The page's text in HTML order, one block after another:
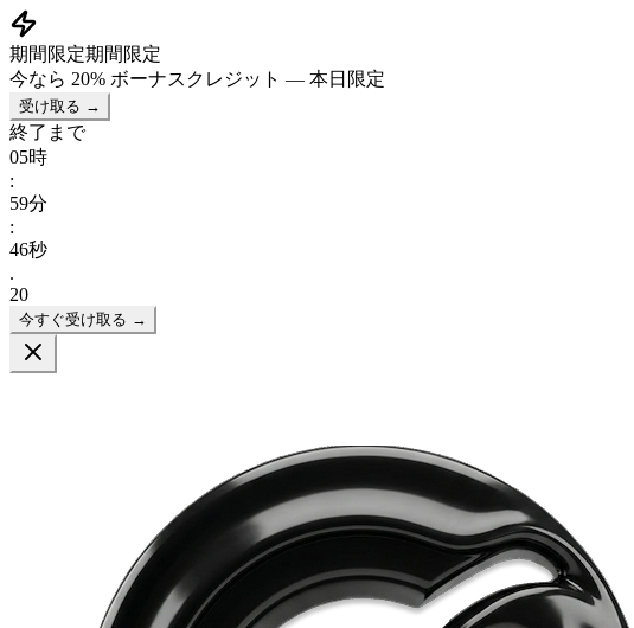
期間限定期間限定
今なら 20% ボーナスクレジット — 本日限定
受け取る →
終了まで
05時
:
59分
:
45秒
.
20
今すぐ受け取る →